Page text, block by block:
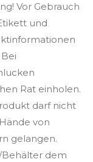
Vor Gebrauch
und
Rat einholen.
darf nicht
von
gelangen.
Behälter dem